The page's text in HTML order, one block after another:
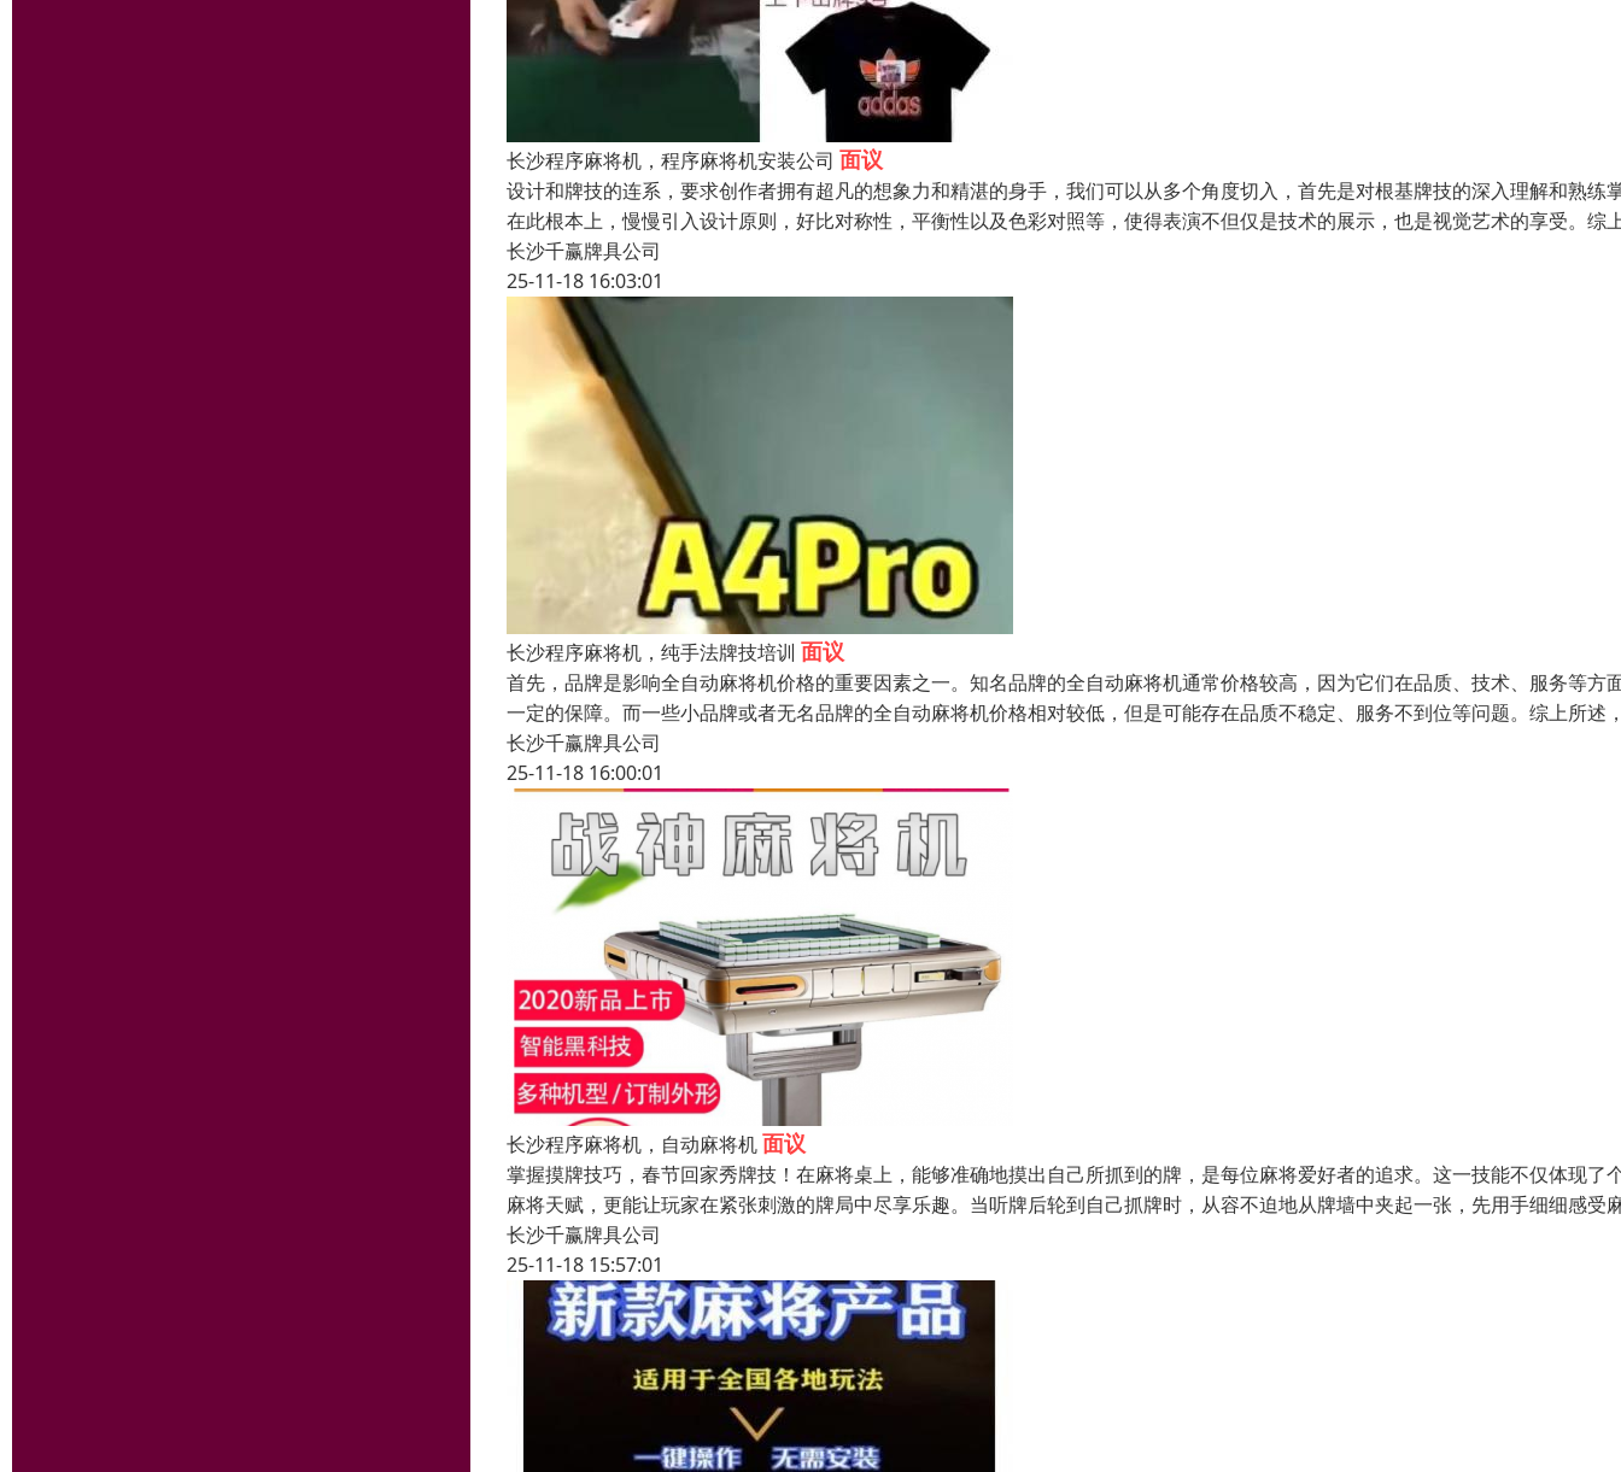
长沙程序麻将机，程序麻将机安装公司 面议
设计和牌技的连系，要求创作者拥有超凡的想象力和精湛的身手，我们可以从多个角度切入，首先是对根基牌技的深入理解和熟练
在此根本上，慢慢引入设计原则，好比对称性，平衡性以及色彩对照等，使得表演不但仅是技术的展示，也是视觉艺术的享受。综
长沙千赢牌具公司
25-11-18 16:03:01
长沙程序麻将机，纯手法牌技培训 面议
首先，品牌是影响全自动麻将机价格的重要因素之一。知名品牌的全自动麻将机通常价格较高，因为它们在品质、技术、服务等方
一定的保障。而一些小品牌或者无名品牌的全自动麻将机价格相对较低，但是可能存在品质不稳定、服务不到位等问题。综上所述
长沙千赢牌具公司
25-11-18 16:00:01
长沙程序麻将机，自动麻将机面议
掌握摸牌技巧，春节回家秀牌技！在麻将桌上，能够准确地摸出自己所抓到的牌，是每位麻将爱好者的追求。这一技能不仅体现了
麻将天赋，更能让玩家在紧张刺激的牌局中尽享乐趣。当听牌后轮到自己抓牌时，从容不迫地从牌墙中夹起一张，先用手细细感受
长沙千赢牌具公司
25-11-18 15:57:01